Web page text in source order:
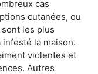
cas
cutanées, ou
les plus
la maison.
violentes et
Autres